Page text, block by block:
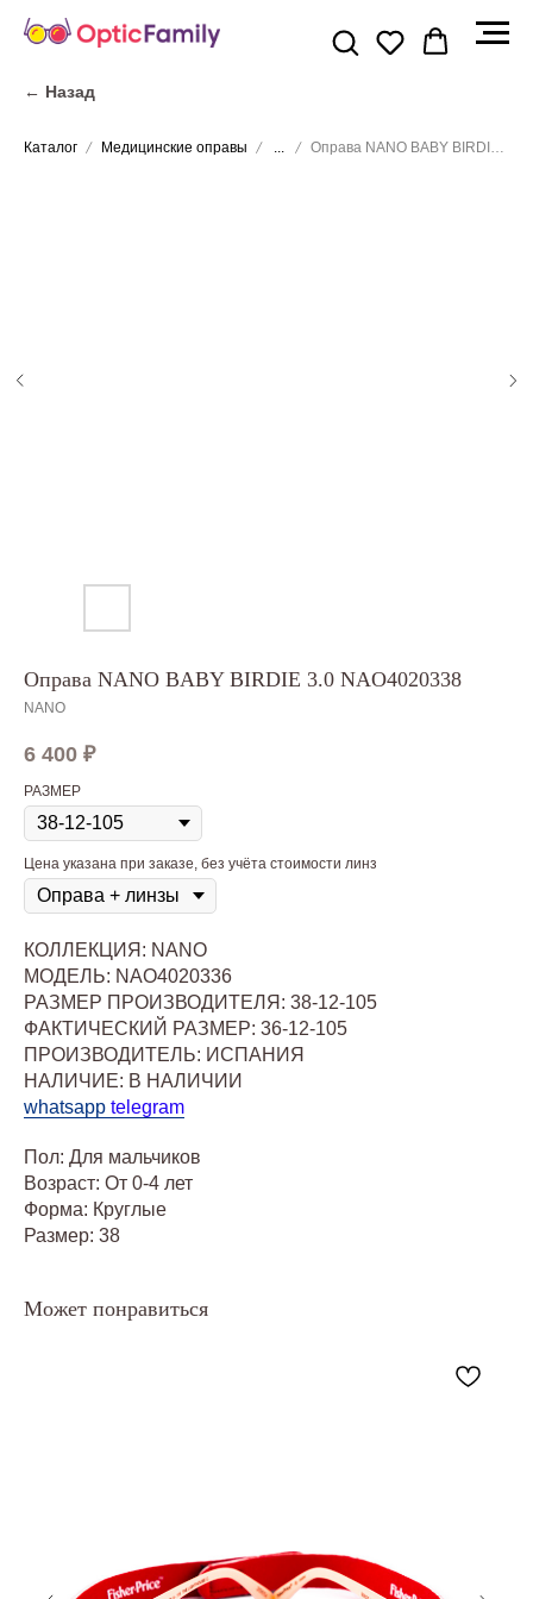
← Назад
Каталог Медицинские оправы
Оправа NANO BABY BIRDIE 3.0 NAO4020338
NANO
6 400 ₽
РАЗМЕР
Цена указана при заказе, без учёта стоимости линз
КОЛЛЕКЦИЯ: NANO
МОДЕЛЬ: NAO4020336
РАЗМЕР ПРОИЗВОДИТЕЛЯ: 38-12-105
ФАКТИЧЕСКИЙ РАЗМЕР: 36-12-105
ПРОИЗВОДИТЕЛЬ: ИСПАНИЯ
НАЛИЧИЕ: В НАЛИЧИИ
whatsapp telegram
Пол: Для мальчиков
Возраст: От 0-4 лет
Форма: Круглые
Размер: 38
Может понравиться